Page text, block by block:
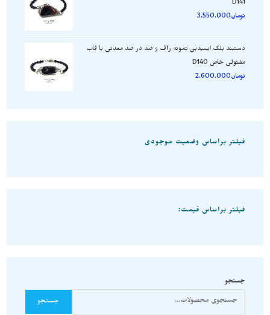
D141
تومان3.550.000
دستبند بلک ابسیدین نمونه راف و صد در صد معدنی با قاب
مفتولی خاص D140
تومان2.600.000
فیلتر براساس وضعیت موجودی
فیلتر براساس قیمت:
جستجو
جستجو